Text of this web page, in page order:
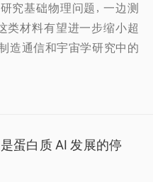
究基础物理问题，一边测
类材料有望进一步缩小超
造通信和宇宙学研究中的
蛋白质 AI 发展的停